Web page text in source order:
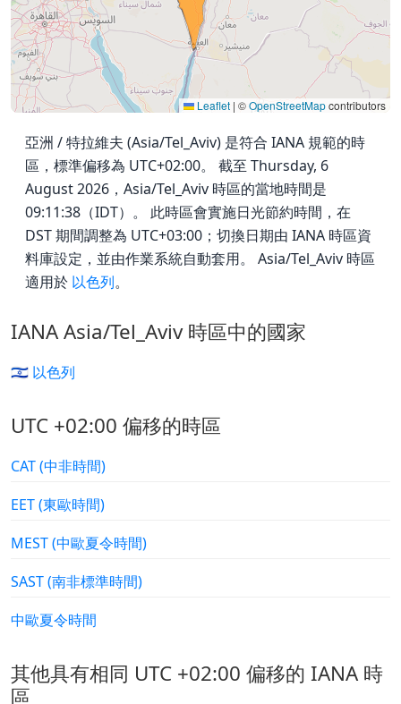
Leaflet | ©OpenStreetMapcontributors
亞洲 / 特拉維夫 (Asia/Tel_Aviv) 是符合 IANA 規範的時
區，標準偏移為 UTC+02:00。 截至 Thursday, 6
August 2026，Asia/Tel_Aviv 時區的當地時間是
09:11:38（IDT）。 此時區會實施日光節約時間，在
DST 期間調整為 UTC+03:00；切換日期由 IANA 時區資
料庫設定，並由作業系統自動套用。 Asia/Tel_Aviv 時區
適用於 以色列。
IANA Asia/Tel_Aviv 時區中的國家
🇮🇱 以色列
UTC +02:00 偏移的時區
CAT (中非時間)
EET (東歐時間)
MEST (中歐夏令時間)
SAST (南非標準時間)
中歐夏令時間
其他具有相同 UTC +02:00 偏移的 IANA 時
區